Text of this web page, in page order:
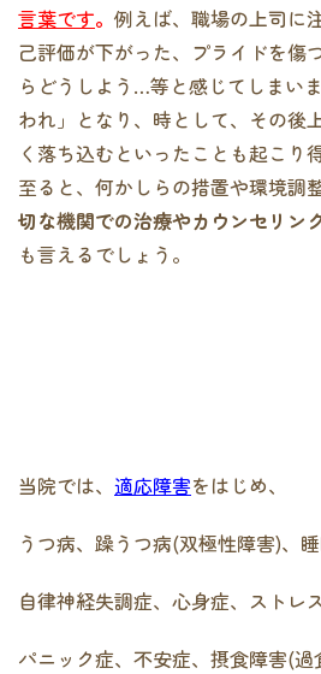
言葉です。 例えば、職場の上司に
己評価が下がった、プライドを傷
らどうしよう…等と感じてしまい
われ」となり、時として、その後
く落ち込むといったことも起こり
至ると、何かしらの措置や環境調整
切な機関での治療やカウンセリン
も言えるでしょう。
当院では、 適応障害をはじめ、
うつ病、躁うつ病(双極性障害)、睡
自律神経失調症、心身症、ストレ
パニック症、不安症、摂食障害(過